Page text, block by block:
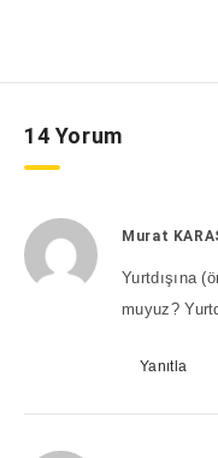
14 Yorum
Murat
Yurtdışına
muyuz?
Yanıtla